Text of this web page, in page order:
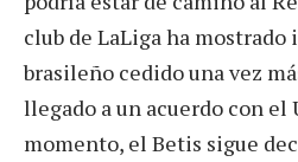
club de LaLiga ha
brasileño cedido una vez
llegado a un acuerdo con el
momento, el Betis sigue